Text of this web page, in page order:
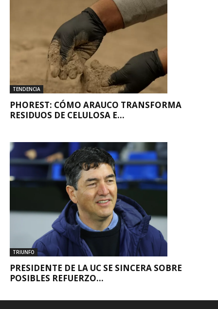
TENDENCIA
PHOREST: CÓMO ARAUCO TRANSFORMA
RESIDUOS DE CELULOSA E...
TRIUNFO
PRESIDENTE DE LA UC SE SINCERA SOBRE
POSIBLES REFUERZO...